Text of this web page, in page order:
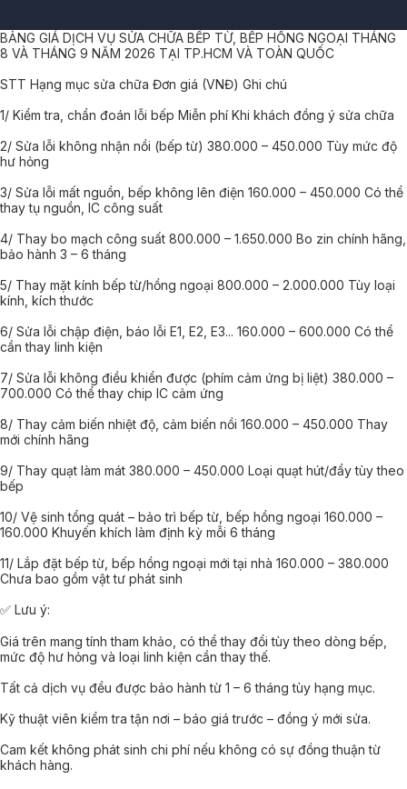
BẢNG GIÁ DỊCH VỤ SỬA CHỮA BẾP TỪ, BẾP HỒNG NGOẠI THÁNG
8 VÀ THÁNG 9 NĂM 2026 TẠI TP.HCM VÀ TOÀN QUỐC
STT Hạng mục sửa chữa Đơn giá (VNĐ) Ghi chú
1/ Kiểm tra, chẩn đoán lỗi bếp Miễn phí Khi khách đồng ý sửa chữa
2/ Sửa lỗi không nhận nồi (bếp từ) 380.000 – 450.000 Tùy mức độ
hư hỏng
3/ Sửa lỗi mất nguồn, bếp không lên điện 160.000 – 450.000 Có thể
thay tụ nguồn, IC công suất
4/ Thay bo mạch công suất 800.000 – 1.650.000 Bo zin chính hãng,
bảo hành 3 – 6 tháng
5/ Thay mặt kính bếp từ/hồng ngoại 800.000 – 2.000.000 Tùy loại
kính, kích thước
6/ Sửa lỗi chập điện, báo lỗi E1, E2, E3... 160.000 – 600.000 Có thể
cần thay linh kiện
7/ Sửa lỗi không điều khiển được (phím cảm ứng bị liệt) 380.000 –
700.000 Có thể thay chip IC cảm ứng
8/ Thay cảm biến nhiệt độ, cảm biến nồi 160.000 – 450.000 Thay
mới chính hãng
9/ Thay quạt làm mát 380.000 – 450.000 Loại quạt hút/đẩy tùy theo
bếp
10/ Vệ sinh tổng quát – bảo trì bếp từ, bếp hồng ngoại 160.000 –
160.000 Khuyến khích làm định kỳ mỗi 6 tháng
11/ Lắp đặt bếp từ, bếp hồng ngoại mới tại nhà 160.000 – 380.000
Chưa bao gồm vật tư phát sinh
✅ Lưu ý:
Giá trên mang tính tham khảo, có thể thay đổi tùy theo dòng bếp,
mức độ hư hỏng và loại linh kiện cần thay thế.
Tất cả dịch vụ đều được bảo hành từ 1 – 6 tháng tùy hạng mục.
Kỹ thuật viên kiểm tra tận nơi – báo giá trước – đồng ý mới sửa.
Cam kết không phát sinh chi phí nếu không có sự đồng thuận từ
khách hàng.